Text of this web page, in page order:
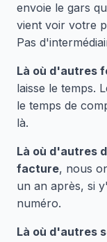
envoie le gars
vient voir votre
Pas
Là où d'autres
laisse le temps.
le temps de
là.
Là où d'autres
facture, nous
un an après, si
numéro.
Là où d'autres